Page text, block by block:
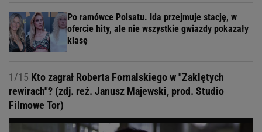
Po ramówce Polsatu. Ida przejmuje stację, w
ofercie hity, ale nie wszystkie gwiazdy pokazały
klasę
1/15 Kto zagrał Roberta Fornalskiego w "Zaklętych
rewirach"? (zdj. reż. Janusz Majewski, prod. Studio
Filmowe Tor)